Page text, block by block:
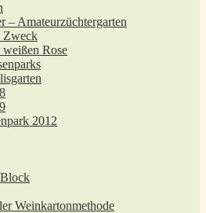
– Amateurzüchtergarten
Zweck
weißen Rose
2012
Weinkartonmethode